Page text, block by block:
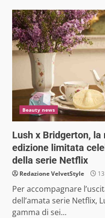
Beauty news
Lush x Bridgerton,
edizione limitata
della serie Netflix
Redazione VelvetStyle
Per accompagnare
dell’amata serie Netflix,
gamma di sei...